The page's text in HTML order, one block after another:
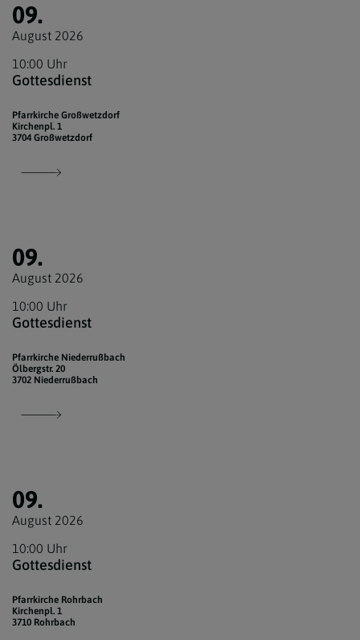
09.
August 2026
10:00 Uhr
Gottesdienst
Pfarrkirche Großwetzdorf
Kirchenpl. 1
3704 Großwetzdorf
09.
August 2026
10:00 Uhr
Gottesdienst
Pfarrkirche Niederrußbach
Ölbergstr. 20
3702 Niederrußbach
09.
August 2026
10:00 Uhr
Gottesdienst
Pfarrkirche Rohrbach
Kirchenpl. 1
3710 Rohrbach